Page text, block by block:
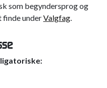
som begyndersprog og
finde underValgfag